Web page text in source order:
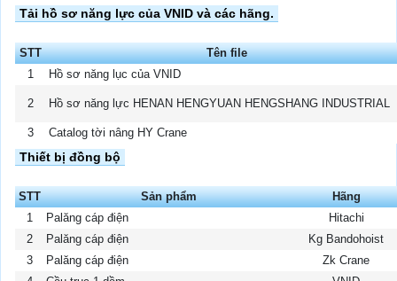
Tải hồ sơ năng lực của VNID và các hãng.
STT
Tên file
1
Hồ sơ năng lục của VNID
2 Hồ sơ năng lực HENAN HENGYUAN HENGSHANG INDUSTRIAL
3 Catalog tời nâng HY Crane
Thiết bị đồng bộ
STT Sản phẩm
Hãng
1
Palăng cáp điện
Hitachi
2
Palăng cáp điện
Kg Bandohoist
3
Palăng cáp điện
Zk Crane